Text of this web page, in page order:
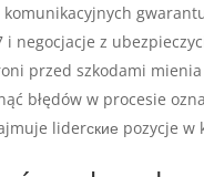
negocjacje z
przed szkodami
błędów w procesie
liderские pozycje